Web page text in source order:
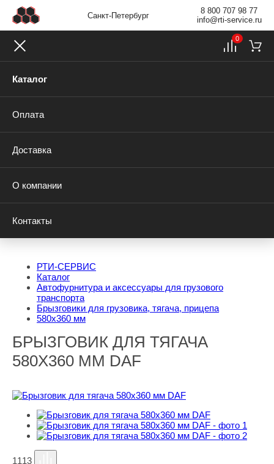
Санкт-Петербург
8 800 707 98 77
info@rti-service.ru
Каталог
Оплата
Доставка
О компании
Контакты
0
РТИ-СЕРВИС
Каталог
Автофурнитура и аксессуары для грузового
транспорта
Брызговики для грузовика, тягача, прицепа
580х360 мм
БРЫЗГОВИК ДЛЯ ТЯГАЧА
580Х360 ММ DAF
1113